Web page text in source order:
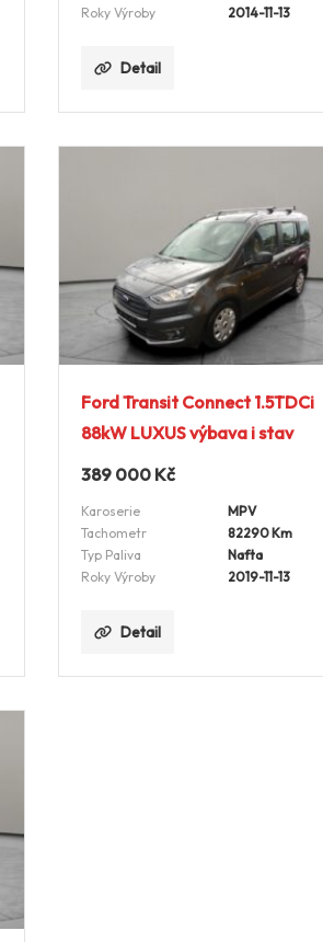
Roky Výroby
2014-11-13
Detail
Ford Transit Connect 1.5TDCi
88kW LUXUS výbava i stav
389 000 Kč
Karoserie
MPV
Tachometr
82290 Km
Typ Paliva
Nafta
Roky Výroby
2019-11-13
Detail